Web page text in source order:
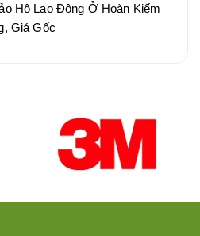
Hộ Lao Động Ở Hoàn Kiếm
Giá Gốc